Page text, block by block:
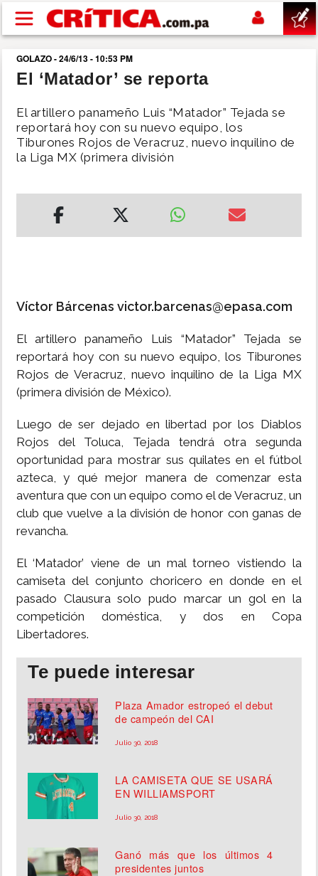
Pasar al contenido principal
buscar
NACIONAL
MUNDO
INSÓLITAS
MULTIMEDIA
IMPRESO
GOLAZO - 24/6/13 - 10:53 PM
El ‘Matador’ se reporta
El artillero panameño Luis “Matador” Tejada se
reportará hoy con su nuevo equipo, los
Tiburones Rojos de Veracruz, nuevo inquilino de
la Liga MX (primera división
Víctor Bárcenas victor.barcenas@epasa.com
El artillero panameño Luis “Matador” Tejada se
reportará hoy con su nuevo equipo, los Tiburones
Rojos de Veracruz, nuevo inquilino de la Liga MX
(primera división de México).
Luego de ser dejado en libertad por los Diablos
Rojos del Toluca, Tejada tendrá otra segunda
oportunidad para mostrar sus quilates en el fútbol
azteca, y qué mejor manera de comenzar esta
aventura que con un equipo como el de Veracruz, un
club que vuelve a la división de honor con ganas de
revancha.
El ‘Matador’ viene de un mal torneo vistiendo la
camiseta del conjunto choricero en donde en el
pasado Clausura solo pudo marcar un gol en la
competición doméstica, y dos en Copa
Libertadores.
Te puede interesar
Plaza Amador estropeó el debut
de campeón del CAI
Julio 30, 2018
LA CAMISETA QUE SE USARÁ
EN WILLIAMSPORT
Julio 30, 2018
Ganó más que los últimos 4
presidentes juntos